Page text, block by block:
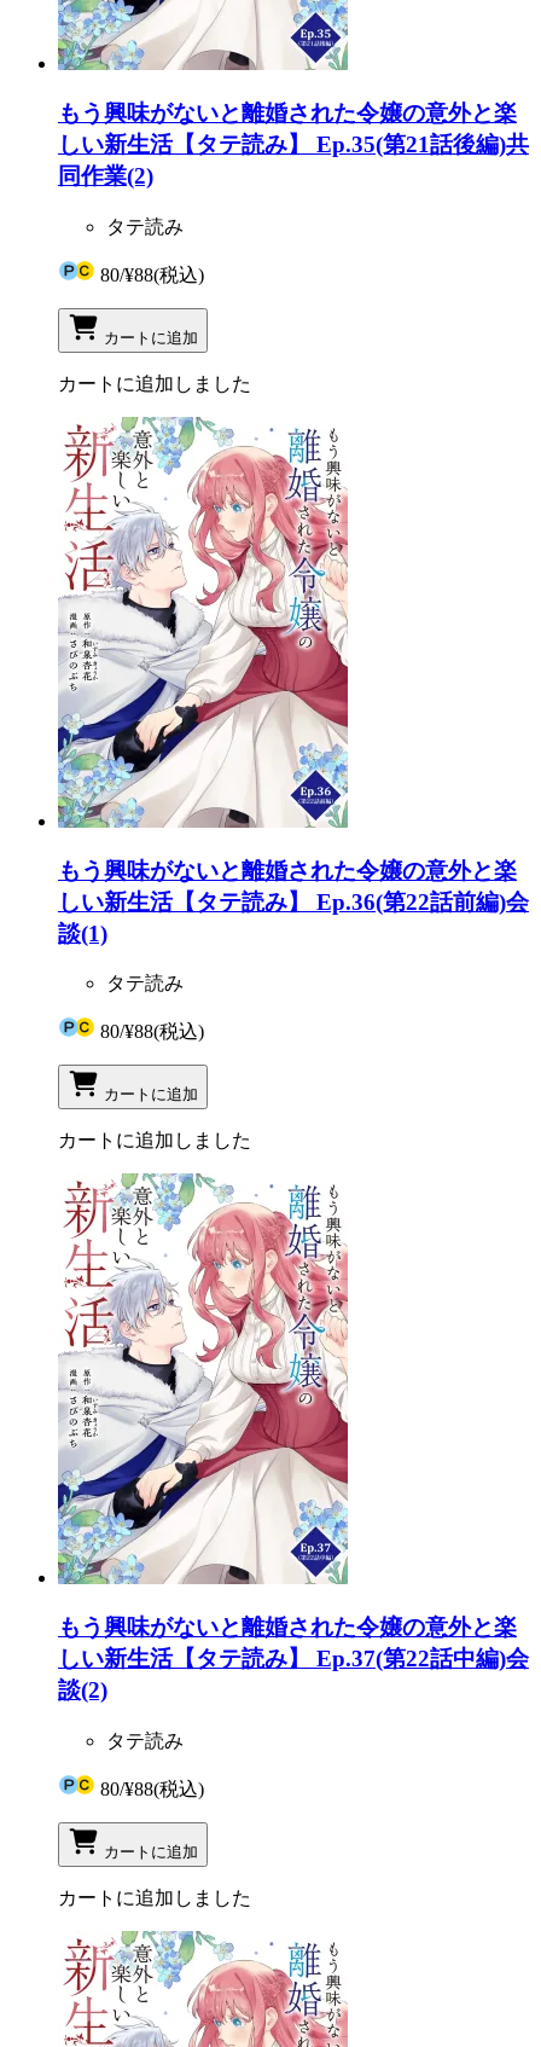
もう興味がないと離婚された令嬢の意外と楽
しい新生活【タテ読み】 Ep.35(第21話後編)共
同作業(2)
タテ読み
80/¥88(税込)
カートに追加
カートに追加しました
もう興味がないと離婚された令嬢の意外と楽
しい新生活【タテ読み】 Ep.36(第22話前編)会
談(1)
タテ読み
80/¥88(税込)
カートに追加
カートに追加しました
もう興味がないと離婚された令嬢の意外と楽
しい新生活【タテ読み】 Ep.37(第22話中編)会
談(2)
タテ読み
80/¥88(税込)
カートに追加
カートに追加しました